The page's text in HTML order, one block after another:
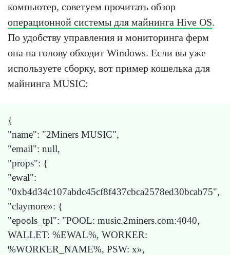
компьютер, советуем прочитать обзор
операционной системы для майнинга Hive OS.
По удобству управления и мониторинга ферм
она на голову обходит Windows. Если вы уже
используете сборку, вот пример кошелька для
майнинга MUSIC:
{
"name": "2Miners MUSIC",
"email": null,
"props": {
"ewal":
"0xb4d34c107abdc45cf8f437cbca2578ed30bcab75",
"claymore»: {
"epools_tpl": "POOL: music.2miners.com:4040,
WALLET: %EWAL%, WORKER:
%WORKER_NAME%, PSW: x»,